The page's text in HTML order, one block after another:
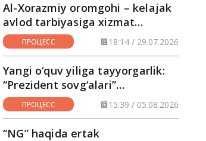
Al-Xorazmiy oromgohi – kelajak
avlod tarbiyasiga xizmat
qilayotgan maskan
ПРОЦЕСС 18:14 / 29.07.2026
Yangi o‘quv yiliga tayyorgarlik:
“Prezident sovg‘alari”
hududlarga yetkazilmoqda
ПРОЦЕСС 15:39 / 05.08.2026
“NG” haqida ertak